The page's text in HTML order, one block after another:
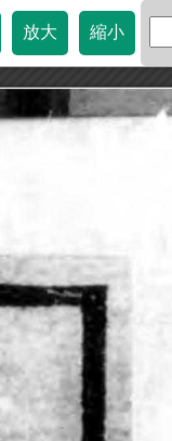
放大 縮小